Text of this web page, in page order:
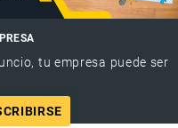
tu empresa puede ser